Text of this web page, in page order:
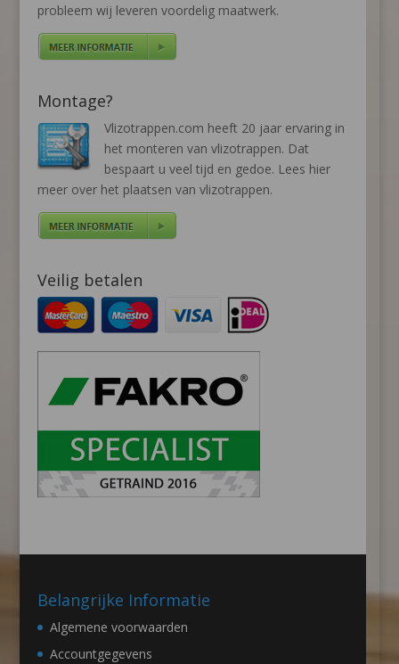
probleem wij leveren voordelig maatwerk.
Montage?
Vlizotrappen.com heeft 20 jaar ervaring in
het monteren van vlizotrappen. Dat
bespaart u veel tijd en gedoe. Lees hier
meer over het plaatsen van vlizotrappen.
Veilig betalen
Belangrijke Informatie
Algemene voorwaarden
Accountgegevens